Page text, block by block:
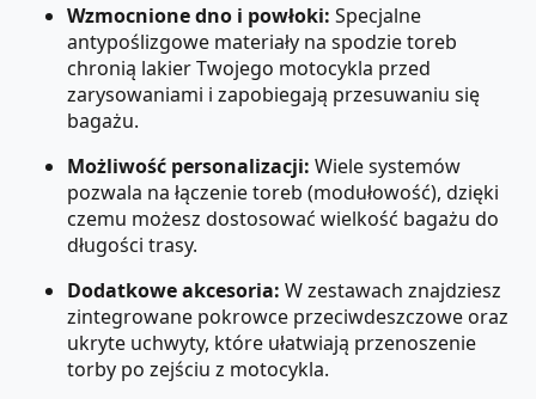
Wzmocnione dno i powłoki: Specjalne
antypoślizgowe materiały na spodzie toreb
chronią lakier Twojego motocykla przed
zarysowaniami i zapobiegają przesuwaniu się
bagażu.
Możliwość personalizacji: Wiele systemów
pozwala na łączenie toreb (modułowość), dzięki
czemu możesz dostosować wielkość bagażu do
długości trasy.
Dodatkowe akcesoria: W zestawach znajdziesz
zintegrowane pokrowce przeciwdeszczowe oraz
ukryte uchwyty, które ułatwiają przenoszenie
torby po zejściu z motocykla.